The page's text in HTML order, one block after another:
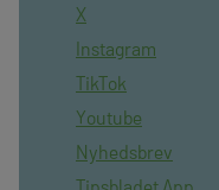
X
Instagram
TikTok
Youtube
Nyhedsbrev
Tipsbladet App